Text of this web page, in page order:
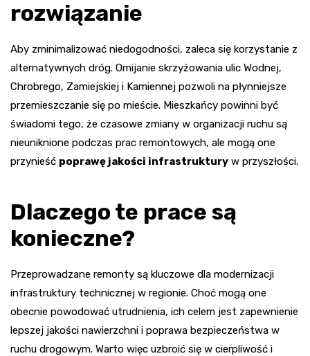
rozwiązanie
Aby zminimalizować niedogodności, zaleca się korzystanie z
alternatywnych dróg. Omijanie skrzyżowania ulic Wodnej,
Chrobrego, Zamiejskiej i Kamiennej pozwoli na płynniejsze
przemieszczanie się po mieście. Mieszkańcy powinni być
świadomi tego, że czasowe zmiany w organizacji ruchu są
nieuniknione podczas prac remontowych, ale mogą one
przynieść poprawę jakości infrastruktury w przyszłości.
Dlaczego te prace są
konieczne?
Przeprowadzane remonty są kluczowe dla modernizacji
infrastruktury technicznej w regionie. Choć mogą one
obecnie powodować utrudnienia, ich celem jest zapewnienie
lepszej jakości nawierzchni i poprawa bezpieczeństwa w
ruchu drogowym. Warto więc uzbroić się w cierpliwość i